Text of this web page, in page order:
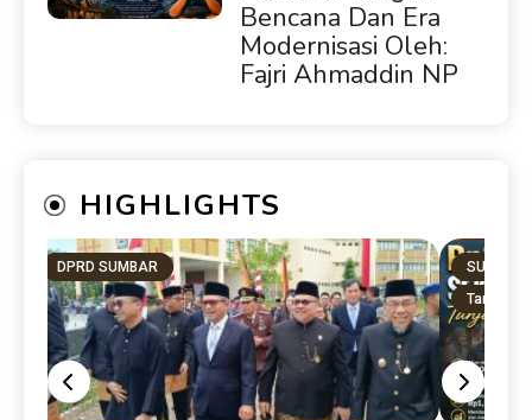
Bencana Dan Era
Modernisasi Oleh:
Fajri Ahmaddin NP
HIGHLIGHTS
DPRD SUMBAR
SUMBAR
Tanah